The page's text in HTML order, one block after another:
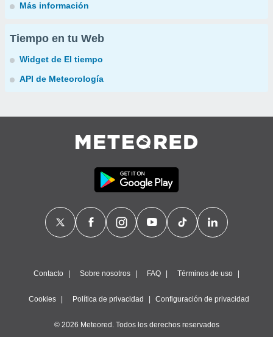
Más información
Tiempo en tu Web
Widget de El tiempo
API de Meteorología
Contacto Sobre nosotros FAQ Términos de uso
Cookies Política de privacidad Configuración de privacidad
© 2026 Meteored. Todos los derechos reservados